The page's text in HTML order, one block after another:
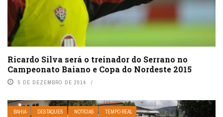
Ricardo Silva será o treinador do Serrano no
Campeonato Baiano e Copa do Nordeste 2015
5 DE DEZEMBRO DE 2014
BAHIA DESTAQUES NOTÍCIAS TEMPO REAL